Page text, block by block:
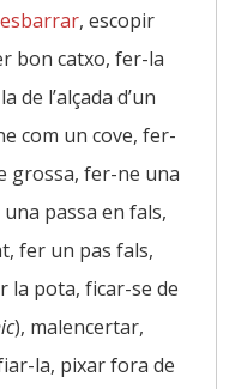
esbarrar, escopir
bon catxo, fer-la
de l’alçada d’un
com un cove, fer-
grossa, fer-ne una
una passa en fals,
fer un pas fals,
la pota, ficar-se de
), malencertar,
la, pixar fora de